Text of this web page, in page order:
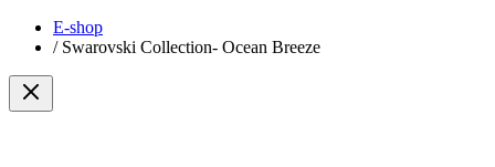
E-shop
/ Swarovski Collection- Ocean Breeze